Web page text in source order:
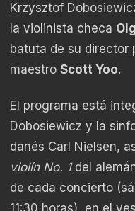
Krzysztof
la violinista checa
batuta de su director
maestro Scott Yoo.
El programa está
Dobosiewicz y la
danés Carl Nielsen,
violín No. 1del
de cada concierto
11:30 horas), en el